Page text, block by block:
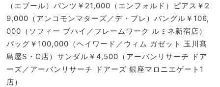
（エブール）パンツ￥21,000（エンフォルド）ピアス￥2
9,000（アンコモンマターズ／デ・プレ）バングル￥106,
000（ソフィー ブハイ／フレームワーク ルミネ新宿店）
バッグ￥100,000（ヘイワード／ウィム ガゼット 玉川髙
島屋S・C店）サンダル￥4,500（アーバンリサーチ ドア
ーズ／アーバンリサーチ ドアーズ 銀座マロニエゲート1
店）